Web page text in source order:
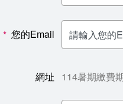
* 您的Email
網址 114暑期繳費